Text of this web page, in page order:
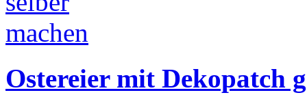
Ostereier mit Dekopatch